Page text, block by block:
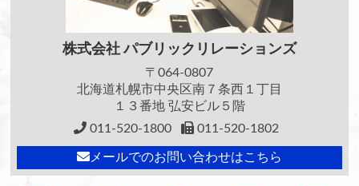
株式会社パブリックリレーションズ
〒064-0807
北海道札幌市中央区南７条西１丁目
１３番地 弘安ビル５階
011-520-1800
011-520-1802
メールでのお問い合わせはこちら